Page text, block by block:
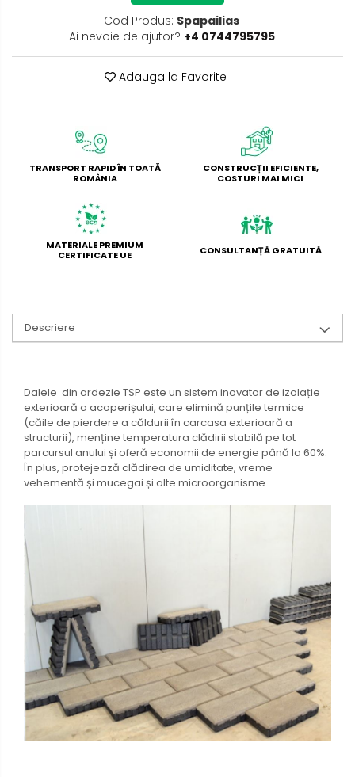
Cod Produs: Spapailias
Ai nevoie de ajutor? +4 0744795795
Adauga la Favorite
TRANSPORT RAPID ÎN TOATĂ
ROMÂNIA
CONSTRUCȚII EFICIENTE,
COSTURI MAI MICI
MATERIALE PREMIUM
CERTIFICATE UE
CONSULTANȚĂ GRATUITĂ
Descriere
Dalele din ardezie TSP este un sistem inovator de izolație
exterioară a acoperișului, care elimină punțile termice
(căile de pierdere a căldurii în carcasa exterioară a
structurii), menține temperatura clădirii stabilă pe tot
parcursul anului și oferă economii de energie până la 60%.
În plus, protejează clădirea de umiditate, vreme
vehementă și mucegai și alte microorganisme.